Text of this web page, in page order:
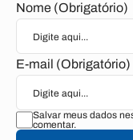
Nome (Obrigatório)
E-mail (Obrigatório)
Salvar meus dados
comentar.